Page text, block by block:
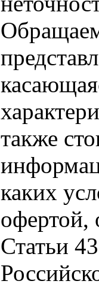
также
каких
офертой,
Статьи